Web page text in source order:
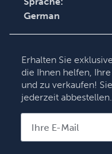
German
English
Français
Italiano
Erhalten Sie
die Ihnen helfen,
und zu verkaufen!
jederzeit abbestellen.